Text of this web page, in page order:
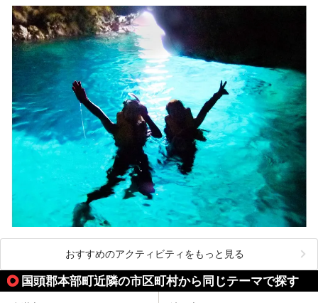
おすすめのアクティビティをもっと見る
国頭郡本部町近隣の市区町村から同じテーマで探す